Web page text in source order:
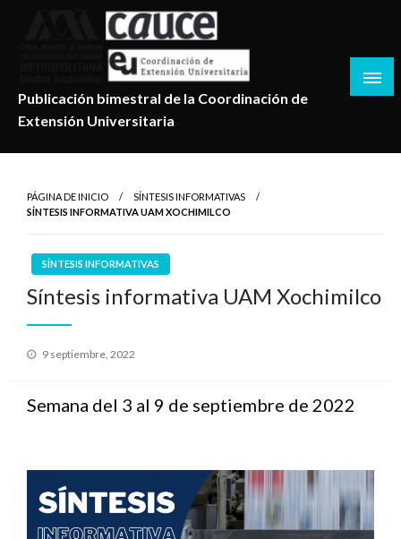
Publicación bimestral de la Coordinación de
Extensión Universitaria
PÁGINA DE INICIO
SÍNTESIS INFORMATIVAS
SÍNTESIS INFORMATIVA UAM XOCHIMILCO
SÍNTESIS INFORMATIVAS
Síntesis informativa UAM Xochimilco
Publicado
9 septiembre, 2022
Semana del 3 al 9 de septiembre de 2022